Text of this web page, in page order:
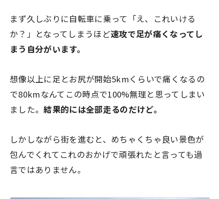
まず久しぶりに自転車に乗って「え、これいける
か？」となってしまうほど速攻で足が痛くなってし
まう自分がいます。
想像以上に足とお尻が開始5kmくらいで痛くなるの
で80kmなんてこの時点で100%無理と思ってしまい
ました。結果的には全部走るのだけど。
しかしながら街を進むと、めちゃくちゃ良い景色が
包んでくれてこれのおかげで頑張れたと言っても過
言ではありません。